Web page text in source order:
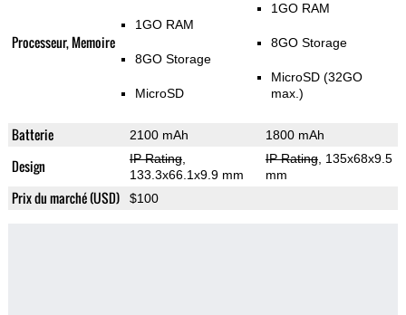
Processeur, Memoire
1GO RAM
8GO Storage
MicroSD
1GO RAM
8GO Storage
MicroSD (32GO
max.)
Batterie 2100 mAh 1800 mAh
Design IP Rating,
133.3x66.1x9.9 mm
IP Rating, 135x68x9.5
mm
Prix du marché (USD) $100